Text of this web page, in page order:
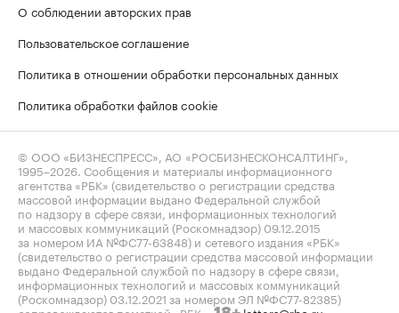
О соблюдении авторских прав
Пользовательское соглашение
Политика в отношении обработки персональных данных
Политика обработки файлов cookie
© ООО «БИЗНЕСПРЕСС», АО «РОСБИЗНЕСКОНСАЛТИНГ»,
1995–2026 . Сообщения и материалы информационного
агентства «РБК» (свидетельство о регистрации средства
массовой информации выдано Федеральной службой
по надзору в сфере связи, информационных технологий
и массовых коммуникаций (Роскомнадзор) 09.12.2015
за номером ИА №ФС77-63848) и сетевого издания «РБК»
(свидетельство о регистрации средства массовой информации
выдано Федеральной службой по надзору в сфере связи,
информационных технологий и массовых коммуникаций
(Роскомнадзор) 03.12.2021 за номером ЭЛ №ФС77-82385)